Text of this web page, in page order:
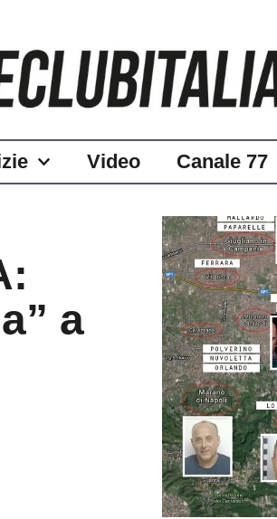
Video Canale 77
a